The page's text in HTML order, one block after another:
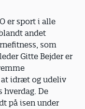
er sport i alle
andet
som
Gitte Bejder er
idræt og udeliv
hverdag. De
på isen under